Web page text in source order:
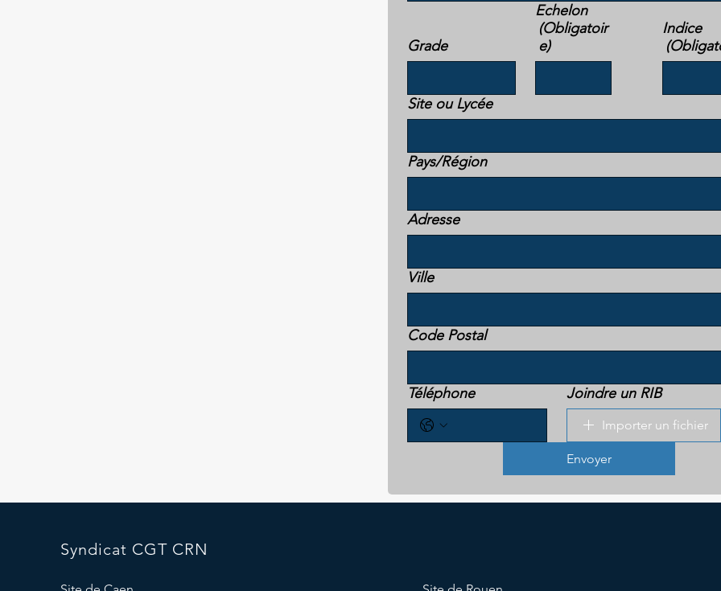
Grade
Echelon
(Obligatoir
e)
Indice
Site ou Lycée
Adresse multiligne
Pays/Région
Adresse
Ville
Code Postal
Téléphone Joindre un RIB
Importer un fichier
Envoyer
Syndicat CGT CRN